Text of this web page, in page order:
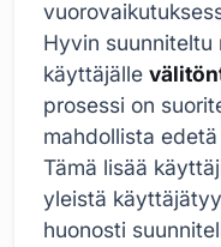
Hyvin suunniteltu
käyttäjälle
prosessi on
mahdollista
Tämä lisää
yleistä
huonosti